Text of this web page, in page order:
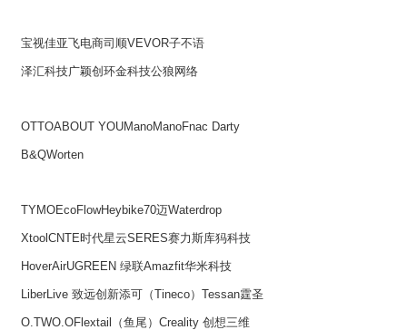
宝视佳亚飞电商司顺VEVOR子不语
泽汇科技广颖创 环金科技公狼网络
OTTOABOUT YOUManoManoFnac Darty
B&QWorten
TYMOEcoFlowHeybike70迈Waterdrop
Xtool CNTE时代星云SERES赛力斯库犸科技
HoverAirUGREEN 绿联Amazfit华米科技
LiberLive 致远创新添可（Tineco） Tessan霆圣
O.TWO.OFlextail（鱼尾） Creality 创想三维